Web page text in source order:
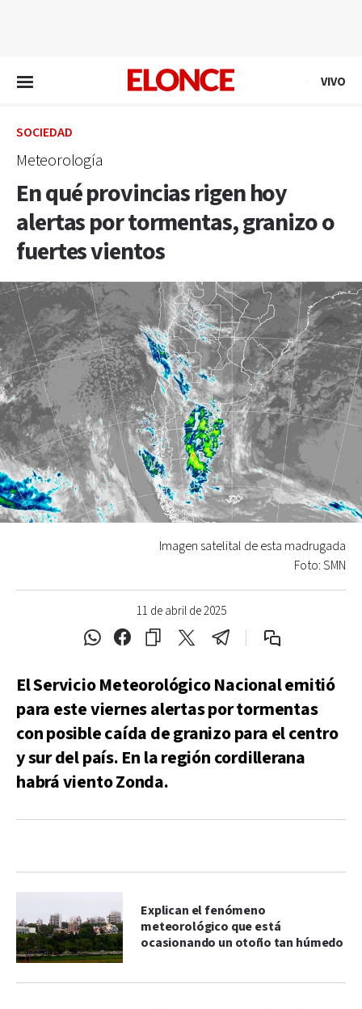
VIVO
SOCIEDAD
Meteorología
En qué provincias rigen hoy
alertas por tormentas, granizo o
fuertes vientos
11 de abril de 2025
Imagen satelital de esta madrugada
Foto: SMN
El Servicio Meteorológico Nacional emitió
para este viernes alertas por tormentas
con posible caída de granizo para el centro
y sur del país. En la región cordillerana
habrá viento Zonda.
Explican el fenómeno
meteorológico que está
ocasionando un otoño tan húmedo